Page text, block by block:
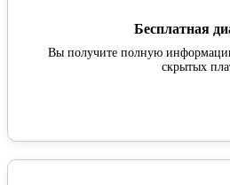
Бесплатная
Вы получите полную
скрытых